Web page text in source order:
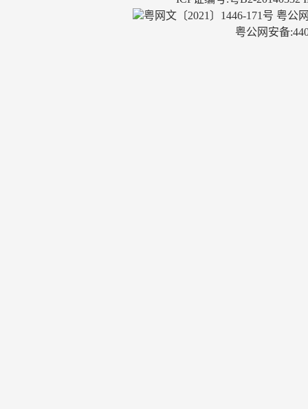
粤网文〔2021〕1446-171号 粤公
粤公网安备